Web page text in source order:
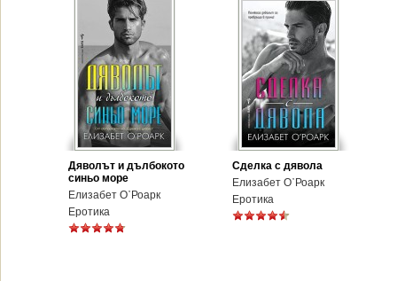
Дяволът и дълбокото
синьо море
Елизабет О᾿Роарк
Еротика
Сделка с дявола
Елизабет О᾿Роарк
Еротика